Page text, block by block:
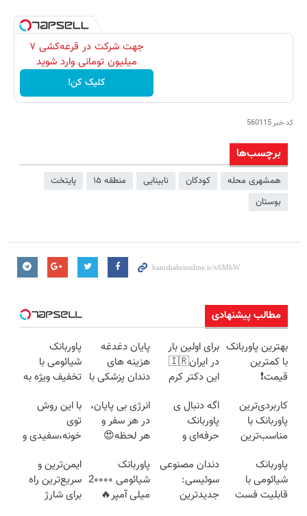
جهت شرکت در قرعه‌کشی ۷
میلیون تومانی وارد شوید
کلیک کن!
کد خبر560115
برچسب‌ها
همشهری محله کودکان نابینایی منطقه ۱۵
پایتخت
بوستان
مطالب پیشنهادی
بهترین پاوربانک
با کمترین
قیمت❗
برای اولین بار
در ایران🇮🇷
این دکتر کرم
روزه ساخت!
پایان دغدغه
هزینه های
دندان پزشکی با
کننده خانگی
پاوربانک
شیائومی با
تخفیف ویژه به
کاربردی‌ترین
پاوربانک با
مناسب‌ترین
اگه دنبال ی
پاوربانک
حرفه‌ای و
تخفیف رو از
دست نده👌🏻
انرژی بی پایان،
در هر سفر و
هر لحظه😍
شیائومی با
تخفیف ویژه🔥
با این روش
توی
خونه،سفیدی و
برگردون
(40%off)
پاوربانک
شیائومی با
قابلیت فست
دندان مصنوعی
سوئیسی:
جدیدترین
پاوربانک
شیائومی 2۰۰۰۰
میلی آمپر🔥
ایمن‌ترین و
سریع‌ترین راه
برای شارژ